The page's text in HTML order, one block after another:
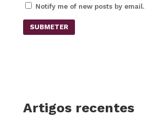
Notify me of new posts by email.
SUBMETER
Artigos recentes